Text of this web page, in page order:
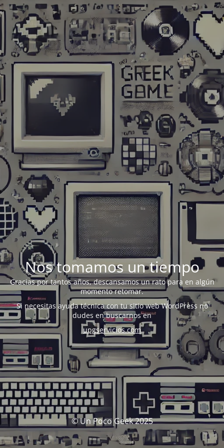
Nos tomamos un tiempo
Gracias por tantos años, descansamos un rato para en algún
momento retomar.
Si necesitas ayuda técnica con tu sitio web WordPress no
dudes en buscarnos en
upgservicios.com
© Un Poco Geek 2025